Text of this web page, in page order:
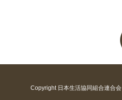
Copyright 日本生活協同組合連合会